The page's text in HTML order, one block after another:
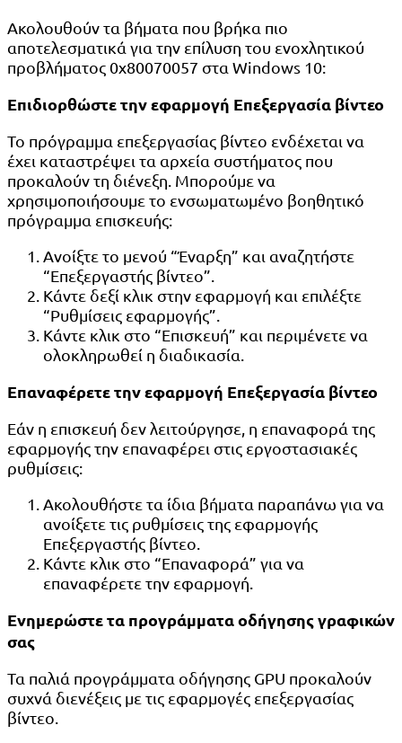
Ακολουθούν τα βήματα που βρήκα πιο
αποτελεσματικά για την επίλυση του ενοχλητικού
προβλήματος 0x80070057 στα Windows 10:
Επιδιορθώστε την εφαρμογή Επεξεργασία βίντεο
Το πρόγραμμα επεξεργασίας βίντεο ενδέχεται να
έχει καταστρέψει τα αρχεία συστήματος που
προκαλούν τη διένεξη. Μπορούμε να
χρησιμοποιήσουμε το ενσωματωμένο βοηθητικό
πρόγραμμα επισκευής:
Ανοίξτε το μενού “Έναρξη” και αναζητήστε
“Επεξεργαστής βίντεο”.
Κάντε δεξί κλικ στην εφαρμογή και επιλέξτε
“Ρυθμίσεις εφαρμογής”.
Κάντε κλικ στο “Επισκευή” και περιμένετε να
ολοκληρωθεί η διαδικασία.
Επαναφέρετε την εφαρμογή Επεξεργασία βίντεο
Εάν η επισκευή δεν λειτούργησε, η επαναφορά της
εφαρμογής την επαναφέρει στις εργοστασιακές
ρυθμίσεις:
Ακολουθήστε τα ίδια βήματα παραπάνω για να
ανοίξετε τις ρυθμίσεις της εφαρμογής
Επεξεργαστής βίντεο.
Κάντε κλικ στο “Επαναφορά” για να
επαναφέρετε την εφαρμογή.
Ενημερώστε τα προγράμματα οδήγησης γραφικών
σας
Τα παλιά προγράμματα οδήγησης GPU προκαλούν
συχνά διενέξεις με τις εφαρμογές επεξεργασίας
βίντεο.